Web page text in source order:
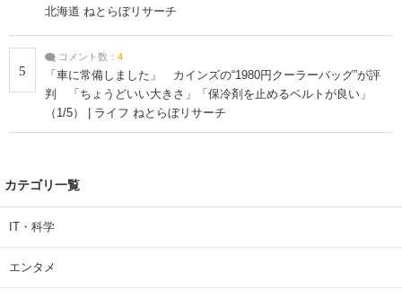
北海道 ねとらぼリサーチ
5
コメント数： 4
「車に常備しました」 カインズの“1980円クーラーバッグ”が評
判 「ちょうどいい大きさ」「保冷剤を止めるベルトが良い」
（1/5） | ライフ ねとらぼリサーチ
カテゴリ一覧
IT・科学
エンタメ